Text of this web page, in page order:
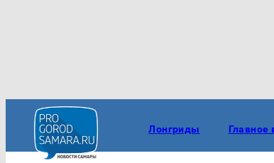
Лонгриды Главное